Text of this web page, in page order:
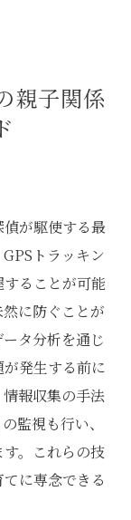
親子関係
が駆使する最
トラッキン
ることが可能
に防ぐことが
タ分析を通じ
発生する前に
報収集の手法
監視も行い、
。これらの技
に専念できる